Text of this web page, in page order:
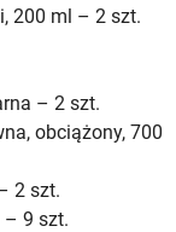
200 ml – 2 szt.
– 2 szt.
obciążony, 700
2 szt.
– 9 szt.